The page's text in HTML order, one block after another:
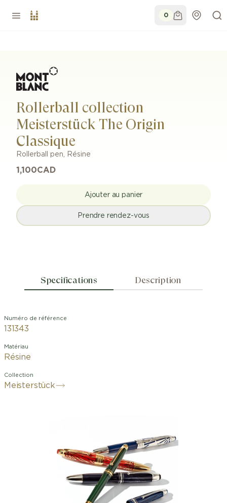
0
Rollerball collection
Meisterstück The Origin
Classique
Rollerball pen, Résine
1,100CAD
Ajouter au panier
Prendre rendez-vous
Specifications Description
Numéro de référence
131343
Matériau
Résine
Collection
Meisterstück